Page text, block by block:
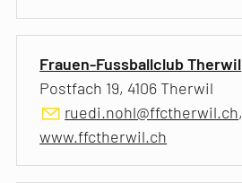
Frauen-Fussballclub Therwil
Postfach 19, 4106 Therwil
ruedi.nohl@ffctherwil.ch,
www.ffctherwil.ch